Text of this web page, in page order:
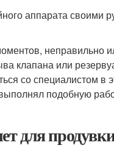
аппарата своими
неправильно
клапана или
со специалистом в
подобную
для